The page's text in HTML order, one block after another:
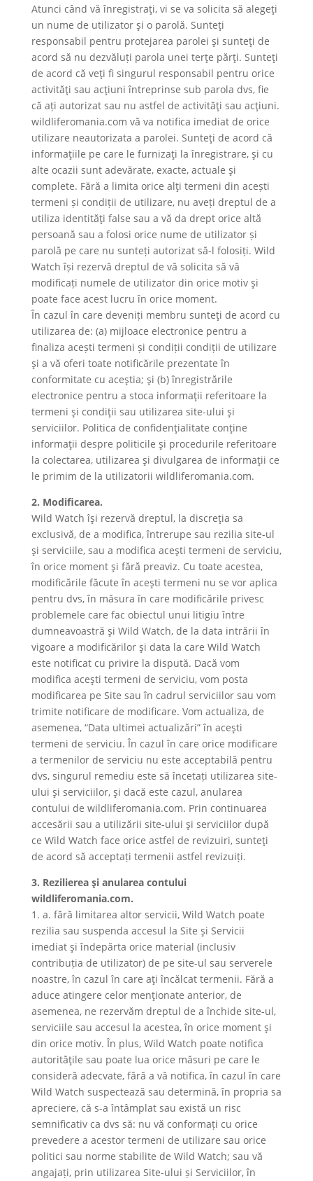
Atunci când vă înregistraţi, vi se va solicita să alegeţi
un nume de utilizator şi o parolă. Sunteţi
responsabil pentru protejarea parolei şi sunteţi de
acord să nu dezvăluți parola unei terţe părţi. Sunteţi
de acord că veţi fi singurul responsabil pentru orice
activităţi sau acţiuni întreprinse sub parola dvs, fie
că ați autorizat sau nu astfel de activităţi sau acţiuni.
wildliferomania.com vă va notifica imediat de orice
utilizare neautorizata a parolei. Sunteţi de acord că
informaţiile pe care le furnizaţi la înregistrare, şi cu
alte ocazii sunt adevărate, exacte, actuale şi
complete. Fără a limita orice alţi termeni din acești
termeni și condiții de utilizare, nu aveți dreptul de a
utiliza identităţi false sau a vă da drept orice altă
persoană sau a folosi orice nume de utilizator și
parolă pe care nu sunteți autorizat să-l folosiți. Wild
Watch își rezervă dreptul de vă solicita să vă
modificați numele de utilizator din orice motiv şi
poate face acest lucru în orice moment.
În cazul în care deveniți membru sunteţi de acord cu
utilizarea de: (a) mijloace electronice pentru a
finaliza acești termeni și condiții condiții de utilizare
şi a vă oferi toate notificările prezentate în
conformitate cu aceştia; şi (b) înregistrările
electronice pentru a stoca informaţii referitoare la
termeni şi condiţii sau utilizarea site-ului şi
serviciilor. Politica de confidenţialitate conţine
informaţii despre politicile şi procedurile referitoare
la colectarea, utilizarea şi divulgarea de informaţii ce
le primim de la utilizatorii wildliferomania.com.
2. Modificarea.
Wild Watch îşi rezervă dreptul, la discreţia sa
exclusivă, de a modifica, întrerupe sau rezilia site-ul
şi serviciile, sau a modifica aceşti termeni de serviciu,
în orice moment şi fără preaviz. Cu toate acestea,
modificările făcute în aceşti termeni nu se vor aplica
pentru dvs, în măsura în care modificările privesc
problemele care fac obiectul unui litigiu între
dumneavoastră şi Wild Watch, de la data intrării în
vigoare a modificărilor şi data la care Wild Watch
este notificat cu privire la dispută. Dacă vom
modifica aceşti termeni de serviciu, vom posta
modificarea pe Site sau în cadrul serviciilor sau vom
trimite notificare de modificare. Vom actualiza, de
asemenea, “Data ultimei actualizări” în aceşti
termeni de serviciu. În cazul în care orice modificare
a termenilor de serviciu nu este acceptabilă pentru
dvs, singurul remediu este să încetați utilizarea site-
ului şi serviciilor, şi dacă este cazul, anularea
contului de wildliferomania.com. Prin continuarea
accesării sau a utilizării site-ului şi serviciilor după
ce Wild Watch face orice astfel de revizuiri, sunteţi
de acord să acceptați termenii astfel revizuiți.
3. Rezilierea şi anularea contului
wildliferomania.com.
1. a. fără limitarea altor servicii, Wild Watch poate
rezilia sau suspenda accesul la Site şi Servicii
imediat şi îndepărta orice material (inclusiv
contribuția de utilizator) de pe site-ul sau serverele
noastre, în cazul în care aţi încălcat termenii. Fără a
aduce atingere celor menţionate anterior, de
asemenea, ne rezervăm dreptul de a închide site-ul,
serviciile sau accesul la acestea, în orice moment şi
din orice motiv. În plus, Wild Watch poate notifica
autorităţile sau poate lua orice măsuri pe care le
consideră adecvate, fără a vă notifica, în cazul în care
Wild Watch suspectează sau determină, în propria sa
apreciere, că s-a întâmplat sau există un risc
semnificativ ca dvs să: nu vă conformați cu orice
prevedere a acestor termeni de utilizare sau orice
politici sau norme stabilite de Wild Watch; sau vă
angajați, prin utilizarea Site-ului și Serviciilor, în